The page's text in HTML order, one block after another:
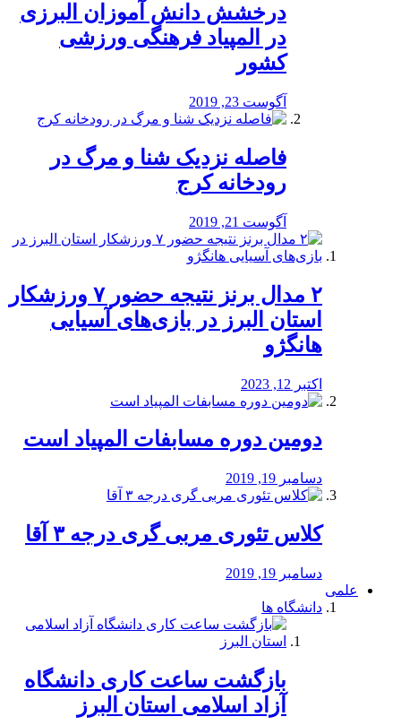
درخشش دانش آموزان البرزی
در المپیاد فرهنگی ورزشی
کشور
آگوست 23, 2019
️فاصله نزدیک شنا و مرگ در
رودخانه کرج
آگوست 21, 2019
۲ مدال برنز نتیجه حضور ۷ ورزشکار
استان البرز در بازی‌های آسیایی
هانگژو
اکتبر 12, 2023
دومین دوره مسابفات المپیاد است
دسامبر 19, 2019
کلاس تئوری مربی گری درجه ۳ آقا
دسامبر 19, 2019
علمی
دانشگاه ها
بازگشت ساعت کاری دانشگاه
آزاد اسلامی استان البرز